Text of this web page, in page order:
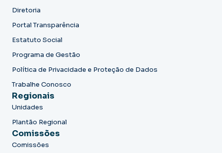
Diretoria
Portal Transparência
Estatuto Social
Programa de Gestão
Política de Privacidade e Proteção de Dados
Trabalhe Conosco
Regionais
Unidades
Plantão Regional
Comissões
Comissões